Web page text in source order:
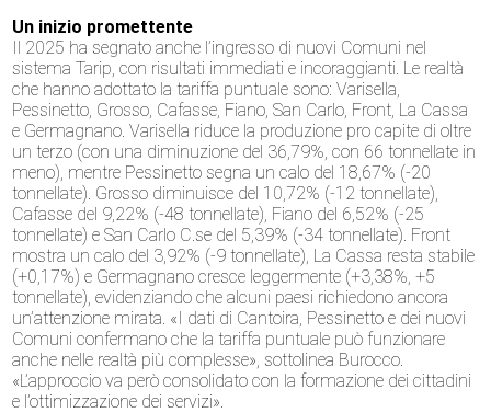
Un inizio promettente
Il 2025 ha segnato anche l’ingresso di nuovi Comuni nel
sistema Tarip, con risultati immediati e incoraggianti. Le realtà
che hanno adottato la tariffa puntuale sono: Varisella,
Pessinetto, Grosso, Cafasse, Fiano, San Carlo, Front, La Cassa
e Germagnano. Varisella riduce la produzione pro capite di oltre
un terzo (con una diminuzione del 36,79%, con 66 tonnellate in
meno), mentre Pessinetto segna un calo del 18,67% (-20
tonnellate). Grosso diminuisce del 10,72% (-12 tonnellate),
Cafasse del 9,22% (-48 tonnellate), Fiano del 6,52% (-25
tonnellate) e San Carlo C.se del 5,39% (-34 tonnellate). Front
mostra un calo del 3,92% (-9 tonnellate), La Cassa resta stabile
(+0,17%) e Germagnano cresce leggermente (+3,38%, +5
tonnellate), evidenziando che alcuni paesi richiedono ancora
un’attenzione mirata. «I dati di Cantoira, Pessinetto e dei nuovi
Comuni confermano che la tariffa puntuale può funzionare
anche nelle realtà più complesse», sottolinea Burocco.
«L’approccio va però consolidato con la formazione dei cittadini
e l’ottimizzazione dei servizi».